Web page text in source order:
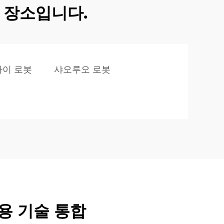
소입니다.
로봇 샤오루오 로봇
기술 통합